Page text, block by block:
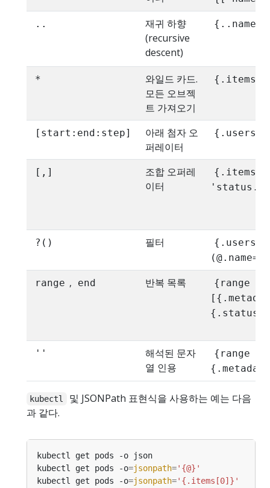
..
재귀 하향
(recursive
descent)
{..name}
*
와일드 카드.
모든 오브젝
트 가져오기
[start:end:step]
아래 첨자 오
퍼레이터
[,]
조합 오퍼레
이터
?() 필터
{.users[?
range , end 반복 목록
{range
''
해석된 문자
열 인용
{range
kubectl
및 JSONPath 표현식을 사용하는 예는 다음
과 같다.
kubectl get pods -o=jsonpath='{@}'
kubectl get pods -o=jsonpath='{.items[0]}'